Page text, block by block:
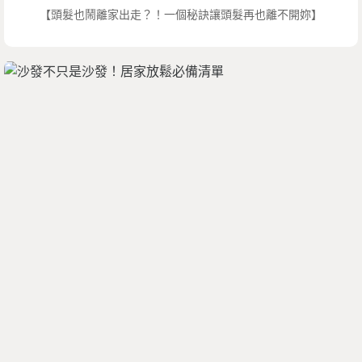
【頭髮也鬧離家出走？！一個秘訣讓頭髮再也離不開妳】